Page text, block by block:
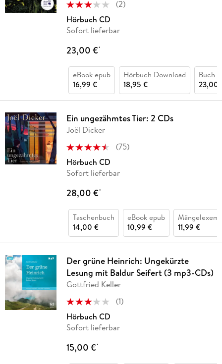
(2)
Hörbuch CD
Sofort lieferbar
23,00 €*
eBook epub
16,99 €
Hörbuch Download
18,95 €
Buch
23,00
Ein ungezähmtes Tier: 2 CDs
Joël Dicker
(75)
Hörbuch CD
Sofort lieferbar
28,00 €*
Taschenbuch
14,00 €
eBook epub
10,99 €
11,99 €
Der grüne Heinrich: Ungekürzte
Lesung mit Baldur Seifert (3 mp3-CDs)
Gottfried Keller
(1)
Hörbuch CD
Sofort lieferbar
15,00 €*